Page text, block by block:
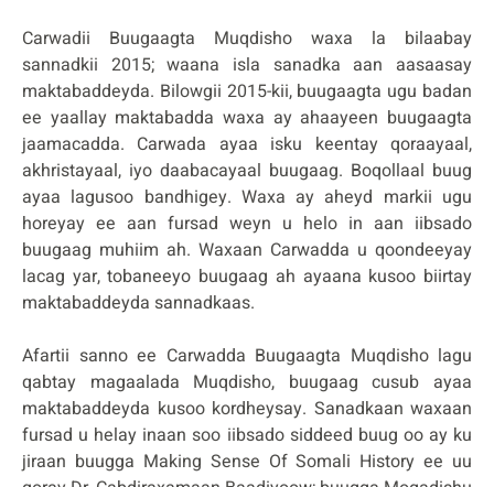
Carwadii Buugaagta Muqdisho waxa la bilaabay
sannadkii 2015; waana isla sanadka aan aasaasay
maktabaddeyda. Bilowgii 2015-kii, buugaagta ugu badan
ee yaallay maktabadda waxa ay ahaayeen buugaagta
jaamacadda. Carwada ayaa isku keentay qoraayaal,
akhristayaal, iyo daabacayaal buugaag. Boqollaal buug
ayaa lagusoo bandhigey. Waxa ay aheyd markii ugu
horeyay ee aan fursad weyn u helo in aan iibsado
buugaag muhiim ah. Waxaan Carwadda u qoondeeyay
lacag yar, tobaneeyo buugaag ah ayaana kusoo biirtay
maktabaddeyda sannadkaas.
Afartii sanno ee Carwadda Buugaagta Muqdisho lagu
qabtay magaalada Muqdisho, buugaag cusub ayaa
maktabaddeyda kusoo kordheysay. Sanadkaan waxaan
fursad u helay inaan soo iibsado siddeed buug oo ay ku
jiraan buugga Making Sense Of Somali History ee uu